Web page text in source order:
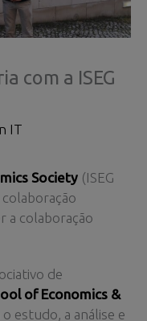
com a ISEG
IT
Society (ISEG
a colaboração
de
of Economics &
estudo, a análise e